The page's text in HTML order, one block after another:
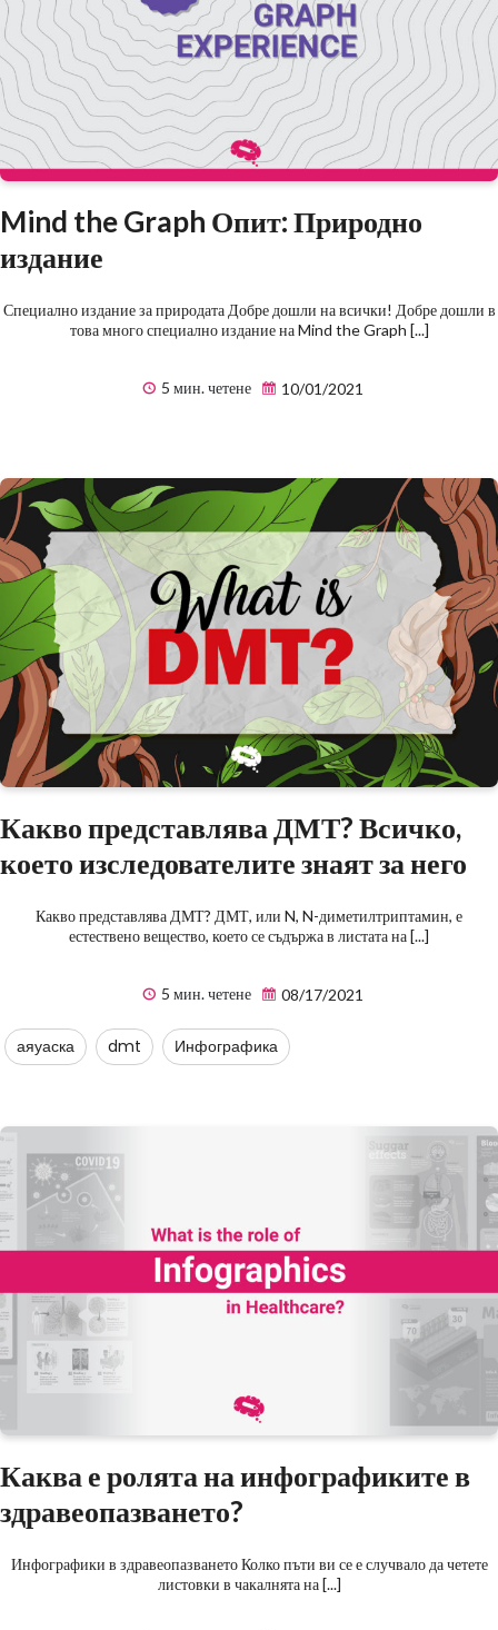
Mind the Graph Опит: Природно
издание
Специално издание за природата Добре дошли на всички! Добре дошли в
това много специално издание на Mind the Graph [...]
5 мин. четене 10/01/2021
Какво представлява ДМТ? Всичко,
което изследователите знаят за него
Какво представлява ДМТ? ДМТ, или N, N-диметилтриптамин, е
естествено вещество, което се съдържа в листата на [...]
5 мин. четене 08/17/2021
аяуаска dmt Инфографика
Каква е ролята на инфографиките в
здравеопазването?
Инфографики в здравеопазването Колко пъти ви се е случвало да четете
листовки в чакалнята на [...]